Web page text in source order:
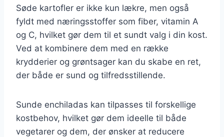
Søde kartofler er ikke kun lækre, men også
fyldt med næringsstoffer som fiber, vitamin A
og C, hvilket gør dem til et sundt valg i din kost.
Ved at kombinere dem med en række
krydderier og grøntsager kan du skabe en ret,
der både er sund og tilfredsstillende.
Sunde enchiladas kan tilpasses til forskellige
kostbehov, hvilket gør dem ideelle til både
vegetarer og dem, der ønsker at reducere